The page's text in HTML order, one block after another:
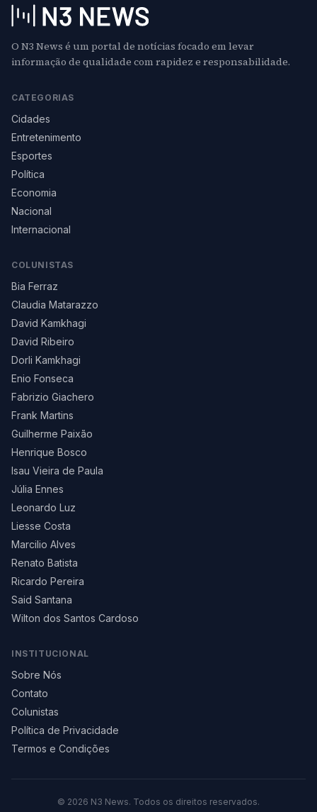
O N3 News é um portal de notícias focado em levar
informação de qualidade com rapidez e responsabilidade.
CATEGORIAS
Cidades
Entretenimento
Esportes
Política
Economia
Nacional
Internacional
COLUNISTAS
Bia Ferraz
Claudia Matarazzo
David Kamkhagi
David Ribeiro
Dorli Kamkhagi
Enio Fonseca
Fabrizio Giachero
Frank Martins
Guilherme Paixão
Henrique Bosco
Isau Vieira de Paula
Júlia Ennes
Leonardo Luz
Liesse Costa
Marcilio Alves
Renato Batista
Ricardo Pereira
Said Santana
Wilton dos Santos Cardoso
INSTITUCIONAL
Sobre Nós
Contato
Colunistas
Política de Privacidade
Termos e Condições
© 2026 N3 News. Todos os direitos reservados.